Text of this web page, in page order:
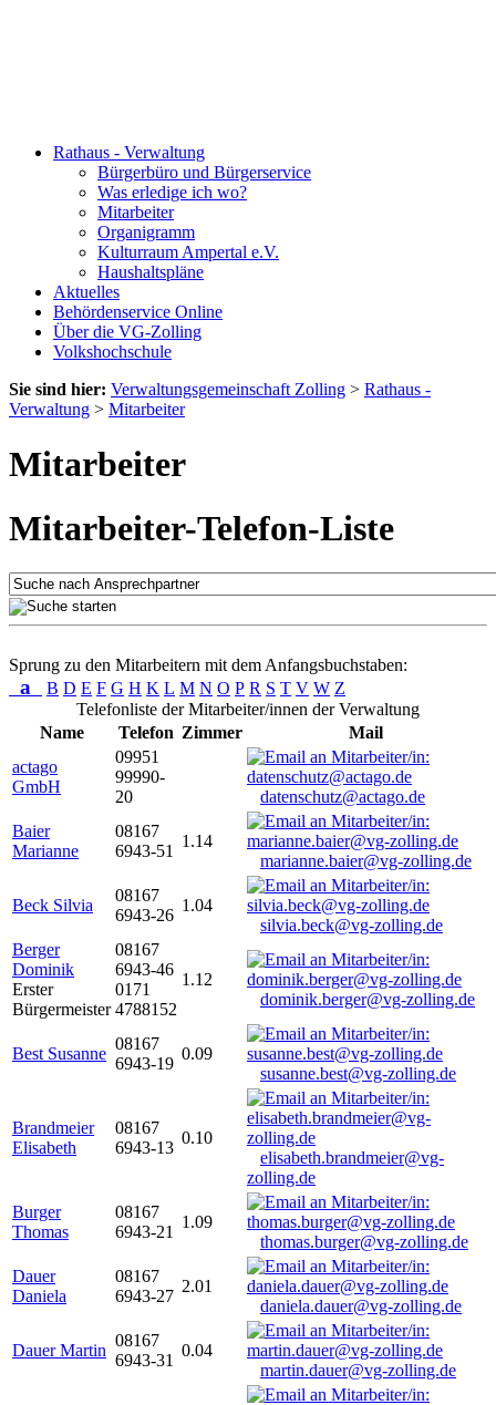
Rathaus - Verwaltung
Bürgerbüro und Bürgerservice
Was erledige ich wo?
Mitarbeiter
Organigramm
Kulturraum Ampertal e.V.
Haushaltspläne
Aktuelles
Behördenservice Online
Über die VG-Zolling
Volkshochschule
Sie sind hier: Verwaltungsgemeinschaft Zolling > Rathaus -
Verwaltung > Mitarbeiter
Mitarbeiter
Mitarbeiter-Telefon-Liste
Sprung zu den Mitarbeitern mit dem Anfangsbuchstaben:
a B D E F G H K L M N O P R S T V W Z
Telefonliste der Mitarbeiter/innen der Verwaltung
Name
Telefon Zimmer
Mail
actago
GmbH
09951
99990-
20
datenschutz@actago.de
Baier
Marianne
08167
6943-51
1.14
marianne.baier@vg-zolling.de
Beck Silvia
08167
6943-26
1.04
silvia.beck@vg-zolling.de
Berger
Dominik
Erster
Bürgermeister
08167
6943-46
0171
4788152
1.12
dominik.berger@vg-zolling.de
Best Susanne
08167
6943-19
0.09
susanne.best@vg-zolling.de
Brandmeier
Elisabeth
08167
6943-13
0.10
elisabeth.brandmeier@vg-
zolling.de
Burger
Thomas
08167
6943-21
1.09
thomas.burger@vg-zolling.de
Dauer
Daniela
08167
6943-27
2.01
daniela.dauer@vg-zolling.de
Dauer Martin
08167
6943-31
0.04
martin.dauer@vg-zolling.de